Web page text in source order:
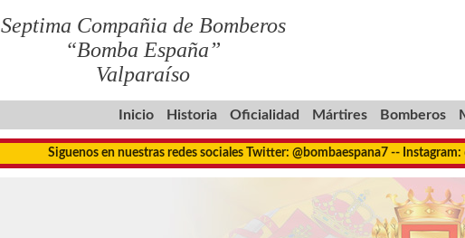
Septima Compañia de Bomberos
“Bomba España”
Valparaíso
Inicio Historia Oficialidad Mártires Bomberos
Siguenos en nuestras redes sociales Twitter: @bombaespana7 -- Instagram: